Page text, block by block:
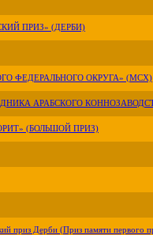
ПРИЗ» (ДЕРБИ)
ФЕДЕРАЛЬНОГО ОКРУГА» (МСХ)
АРАБСКОГО
(БОЛЬШОЙ ПРИЗ)
приз Дерби (Приз памяти первого